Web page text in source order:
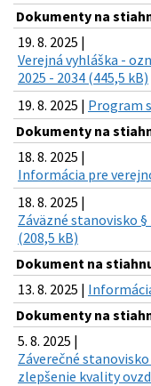
Dokumenty na
19. 8. 2025 |
Verejná vyhláška -
2025 - 2034 (445,5 kB)
19. 8. 2025 | Program
Dokumenty na
18. 8. 2025 |
Informácia pre
18. 8. 2025 |
Záväzné stanovisko
(208,5 kB)
Dokument na
13. 8. 2025 |
Dokumenty na
5. 8. 2025 |
Záverečné
zlepšenie kvality